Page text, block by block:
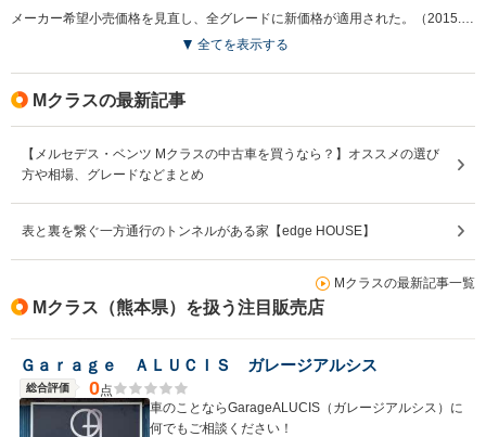
全てを表示する
Mクラスの最新記事
【メルセデス・ベンツ Mクラスの中古車を買うなら？】オススメの選び
方や相場、グレードなどまとめ
表と裏を繋ぐ一方通行のトンネルがある家【edge HOUSE】
Mクラスの最新記事一覧
Mクラス（熊本県）を扱う注目販売店
Ｇａｒａｇｅ ＡＬＵＣＩＳ ガレージアルシス
総合評価 0点
車のことならGarageALUCIS（ガレージアルシス）に
何でもご相談ください！